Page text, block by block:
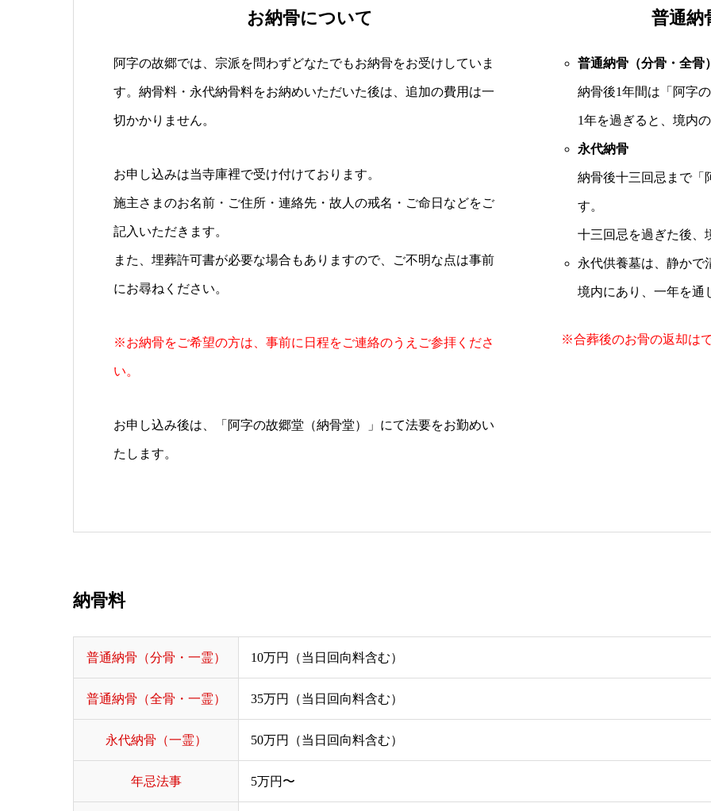
お納骨について
阿字の故郷では、宗派を問わずどなたでもお納骨をお受けしていま
す。納骨料・永代納骨料をお納めいただいた後は、追加の費用は一
切かかりません。
お申し込みは当寺庫裡で受け付けております。
施主さまのお名前・ご住所・連絡先・故人の戒名・ご命日などをご
記入いただきます。
また、埋葬許可書が必要な場合もありますので、ご不明な点は事前
にお尋ねください。
※お納骨をご希望の方は、事前に日程をご連絡のうえご参拝くださ
い。
お申し込み後は、「阿字の故郷堂（納骨堂）」にて法要をお勤めい
たします。
普通納
普通納骨（分骨・全骨
納骨後1年間は「阿字
1年を過ぎると、境内
永代納骨
納骨後十三回忌まで「
す。
十三回忌を過ぎた後、
永代供養墓は、静かで
境内にあり、一年を通
※合葬後のお骨の返却は
納骨料
普通納骨（分骨・一霊） 10万円（当日回向料含む）
普通納骨（全骨・一霊） 35万円（当日回向料含む）
永代納骨（一霊） 50万円（当日回向料含む）
年忌法事 5万円〜